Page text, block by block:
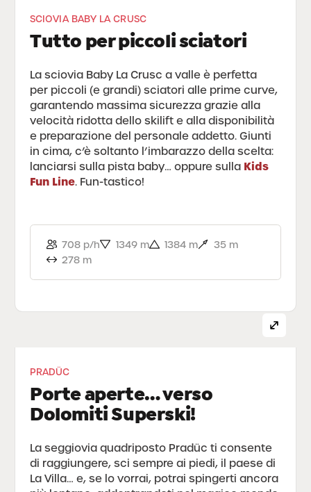
SCIOVIA BABY LA CRUSC
Tutto per piccoli sciatori
La sciovia Baby La Crusc a valle è perfetta
per piccoli (e grandi) sciatori alle prime curve,
garantendo massima sicurezza grazie alla
velocità ridotta dello skilift e alla disponibilità
e preparazione del personale addetto. Giunti
in cima, c’è soltanto l’imbarazzo della scelta:
lanciarsi sulla pista baby… oppure sulla Kids
Fun Line. Fun-tastico!
708 p/h 1349 m 1384 m
35 m
278 m
PRADÜC
Porte aperte… verso
Dolomiti Superski!
La seggiovia quadriposto Pradüc ti consente
di raggiungere, sci sempre ai piedi, il paese di
La Villa… e, se lo vorrai, potrai spingerti ancora